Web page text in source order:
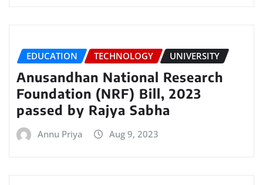
EDUCATION TECHNOLOGY UNIVERSITY
Anusandhan National Research
Foundation (NRF) Bill, 2023
passed by Rajya Sabha
Annu Priya Aug 9, 2023